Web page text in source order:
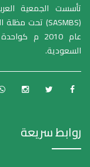
تأسست الجمعية
عام 2010
السعودية.
روابط سريعة